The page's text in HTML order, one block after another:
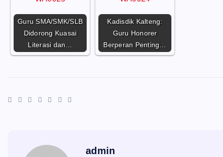
Guru SMA/SMK/SLB
Didorong Kuasai
Literasi dan…
Kadisdik Kalteng:
Guru Honorer
Berperan Penting…
admin